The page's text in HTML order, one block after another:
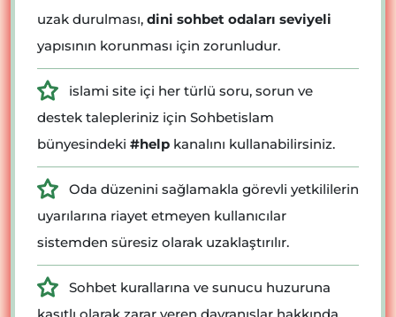
uzak durulması, dini sohbet odaları seviyeli
yapısının korunması için zorunludur.
islami site içi her türlü soru, sorun ve
destek talepleriniz için Sohbetislam
bünyesindeki #help kanalını kullanabilirsiniz.
Oda düzenini sağlamakla görevli yetkililerin
uyarılarına riayet etmeyen kullanıcılar
sistemden süresiz olarak uzaklaştırılır.
Sohbet kurallarına ve sunucu huzuruna